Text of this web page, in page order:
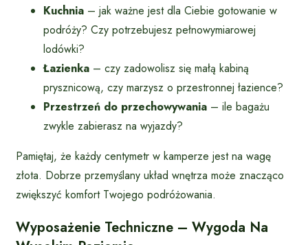
Kuchnia – jak ważne jest dla Ciebie gotowanie w
podróży? Czy potrzebujesz pełnowymiarowej
lodówki?
Łazienka – czy zadowolisz się małą kabiną
prysznicową, czy marzysz o przestronnej łazience?
Przestrzeń do przechowywania – ile bagażu
zwykle zabierasz na wyjazdy?
Pamiętaj, że każdy centymetr w kamperze jest na wagę
złota. Dobrze przemyślany układ wnętrza może znacząco
zwiększyć komfort Twojego podróżowania.
Wyposażenie Techniczne – Wygoda Na